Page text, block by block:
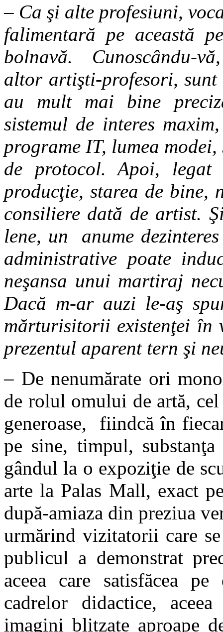
– Ca şi alte profesiuni,
falimentară pe această
bolnavă. Cunoscându-
altor artişti-profesori,
au mult mai bine
sistemul de interes
programe IT, lumea
de protocol. Apoi, legat
producţie, starea de
consiliere dată de artist.
lene, un anume
administrative poate
neşansa unui martiraj
Dacă m-ar auzi le-aş
mărturisitorii existenţei
prezentul aparent tern şi
– De nenumărate ori
de rolul omului de artă,
generoase, fiindcă în
pe sine, timpul,
gândul la o expoziţie de
arte la Palas Mall, exact
după-amiaza din preziua
urmărind vizitatorii care
publicul a demonstrat
aceea care satisfăcea
cadrelor didactice,
imagini blitzate aproape